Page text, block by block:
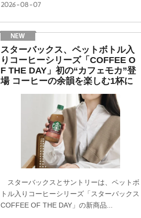
2026-08-07
スターバックス、ペットボトル入
りコーヒーシリーズ「COFFEE O
F THE DAY」初の“カフェモカ”登
場 コーヒーの余韻を楽しむ1杯に
スターバックスとサントリーは、ペットボ
トル入りコーヒーシリーズ「スターバックス
COFFEE OF THE DAY」の新商品...